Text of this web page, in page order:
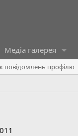
Медіа галерея
повідомлень профілю